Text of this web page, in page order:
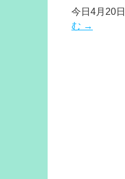
今日4月20
む →